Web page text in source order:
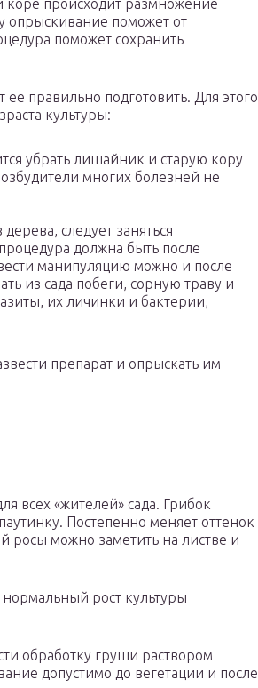
коре происходит размножение
опрыскивание поможет от
поможет сохранить
правильно подготовить. Для этого
культуры:
убрать лишайник и старую кору
многих болезней не
следует заняться
должна быть после
манипуляцию можно и после
из сада побеги, сорную траву и
их личинки и бактерии,
препарат и опрыскать им
всех «жителей» сада. Грибок
Постепенно меняет оттенок
росы можно заметить на листве и
рост культуры
обработку груши раствором
допустимо до вегетации и после